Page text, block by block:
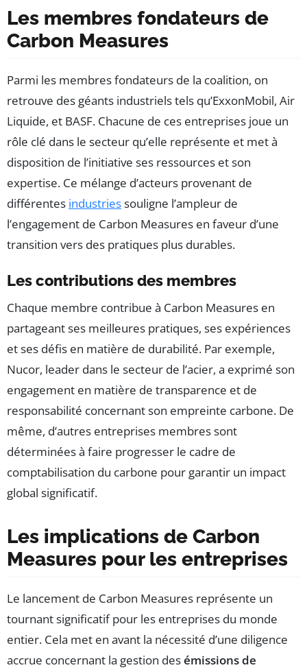
Les membres fondateurs de
Carbon Measures
Parmi les membres fondateurs de la coalition, on
retrouve des géants industriels tels qu’ExxonMobil, Air
Liquide, et BASF. Chacune de ces entreprises joue un
rôle clé dans le secteur qu’elle représente et met à
disposition de l’initiative ses ressources et son
expertise. Ce mélange d’acteurs provenant de
différentes industriessouligne l’ampleur de
l’engagement de Carbon Measures en faveur d’une
transition vers des pratiques plus durables.
Les contributions des membres
Chaque membre contribue à Carbon Measures en
partageant ses meilleures pratiques, ses expériences
et ses défis en matière de durabilité. Par exemple,
Nucor, leader dans le secteur de l’acier, a exprimé son
engagement en matière de transparence et de
responsabilité concernant son empreinte carbone. De
même, d’autres entreprises membres sont
déterminées à faire progresser le cadre de
comptabilisation du carbone pour garantir un impact
global significatif.
Les implications de Carbon
Measures pour les entreprises
Le lancement de Carbon Measures représente un
tournant significatif pour les entreprises du monde
entier. Cela met en avant la nécessité d’une diligence
accrue concernant la gestion desémissions de